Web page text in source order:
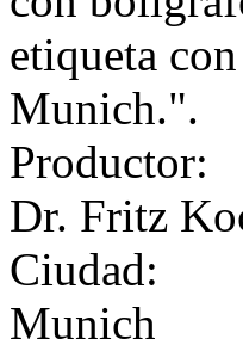
etiqueta
Munich.".
Productor:
Dr. Fritz
Ciudad:
Munich